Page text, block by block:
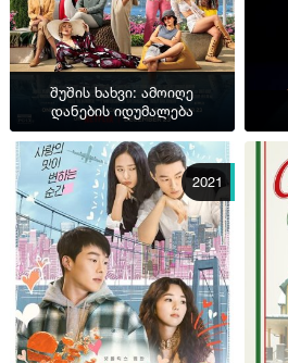
შუშის ხახვი: ამოიღე
დანების იდუმალება
2021